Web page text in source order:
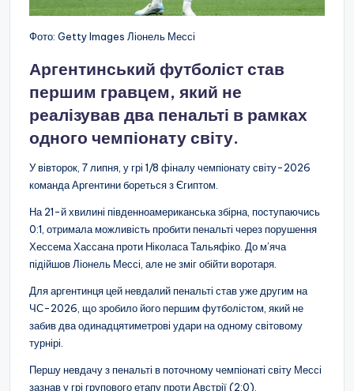
Фото: Getty Images Ліонель Мессі
Аргентинський футболіст став
першим гравцем, який не
реалізував два пенальті в рамках
одного чемпіонату світу.
У вівторок, 7 липня, у грі 1/8 фіналу чемпіонату світу-2026
команда Аргентини бореться з Єгиптом.
На 21-й хвилині південноамериканська збірна, поступаючись
0:1, отримала можливість пробити пенальті через порушення
Хессема Хассана проти Ніколаса Тальяфіко. До м’яча
підійшов Ліонель Мессі, але не зміг обійти воротаря.
Для аргентинця цей невдалий пенальті став уже другим на
ЧС-2026, що зробило його першим футболістом, який не
забив два одинадцятиметрові удари на одному світовому
турнірі.
Першу невдачу з пенальті в поточному чемпіонаті світу Мессі
зазнав у грі групового етапу проти Австрії (2:0).